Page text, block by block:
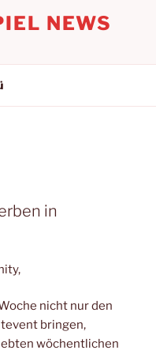
NEWS
in
nicht nur den
bringen,
wöchentlichen